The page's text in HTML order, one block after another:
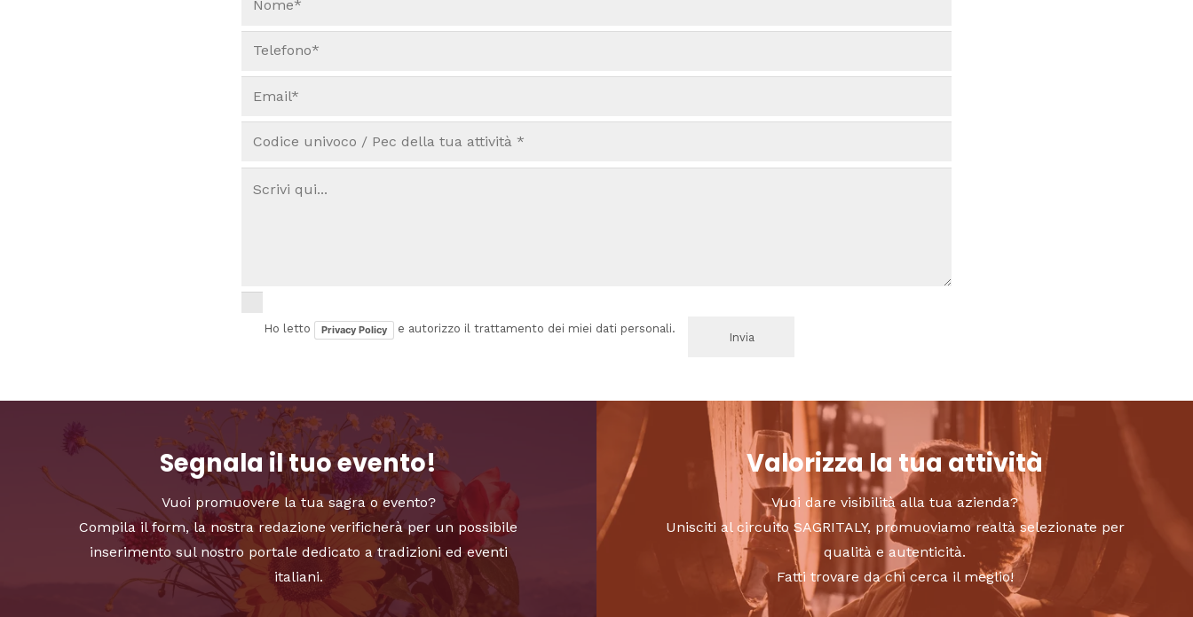
Ho letto Privacy Policy e autorizzo il trattamento dei miei dati personali.
Segnala il tuo evento!
Vuoi promuovere la tua sagra o evento?
Compila il form, la nostra redazione verificherà per un possibile
inserimento sul nostro portale dedicato a tradizioni ed eventi
italiani.
Valorizza la tua attività
Vuoi dare visibilità alla tua azienda?
Unisciti al circuito SAGRITALY, promuoviamo realtà selezionate per
qualità e autenticità.
Fatti trovare da chi cerca il meglio!